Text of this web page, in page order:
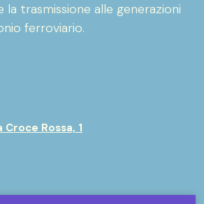
Croce Rossa, 1
la trasmissione alle generazioni
ferroviario.